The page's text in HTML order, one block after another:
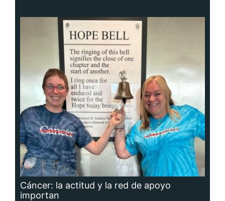
Cáncer: la actitud y la red de apoyo
importan